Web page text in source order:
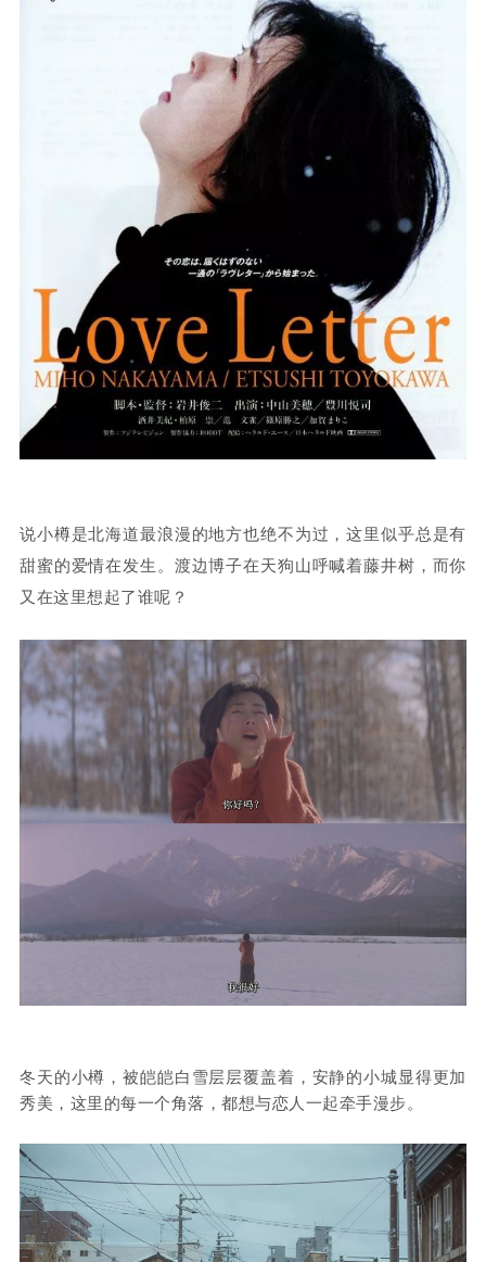
说小樽是北海道最浪漫的地方也绝不为过，这里似乎总是有
甜蜜的爱情在发生。渡边博子在天狗山呼喊着藤井树，而你
又在这里想起了谁呢？
冬天的小樽，被皑皑白雪层层覆盖着，安静的小城显得更加
秀美，这里的每一个角落，都想与恋人一起牵手漫步。